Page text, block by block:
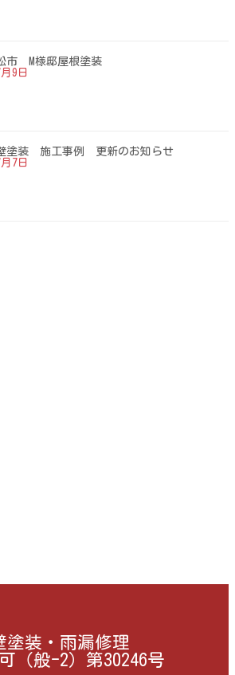
市 M様邸屋根塗装
9日
塗装 施工事例 更新のお知らせ
7日
塗装・雨漏修理
（般-2）第30246号